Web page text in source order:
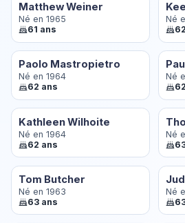
Matthew Weiner
Né en 1965
61 ans
Né
Paolo Mastropietro
Né en 1964
62 ans
Né
Kathleen Wilhoite
Né en 1964
62 ans
Né
Tom Butcher
Né en 1963
63 ans
Né